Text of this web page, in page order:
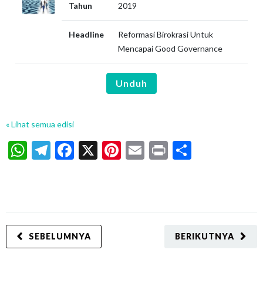
Tahun 2019
Headline
Reformasi Birokrasi Untuk
Mencapai Good Governance
Unduh
« Lihat semua edisi
WhatsApp
Telegram
Facebook
X Pinterest
Email
Print
BERIKUTNYA
SEBELUMNYA